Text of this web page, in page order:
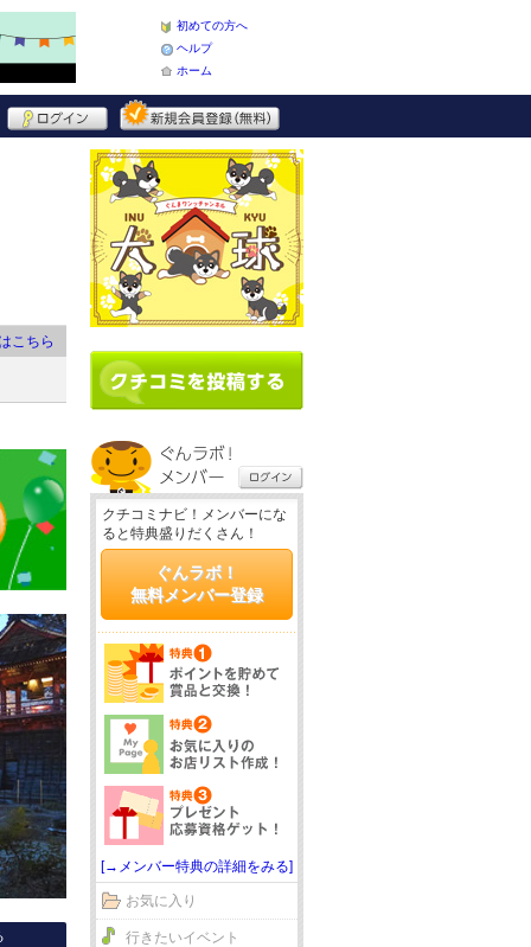
初めての方へ
ヘルプ
ホーム
こちら
クチコミナビ！メンバーにな
ると特典盛りだくさん！
ぐんラボ！
無料メンバー登録
[→メンバー特典の詳細をみる]
お気に入り
行きたいイベント